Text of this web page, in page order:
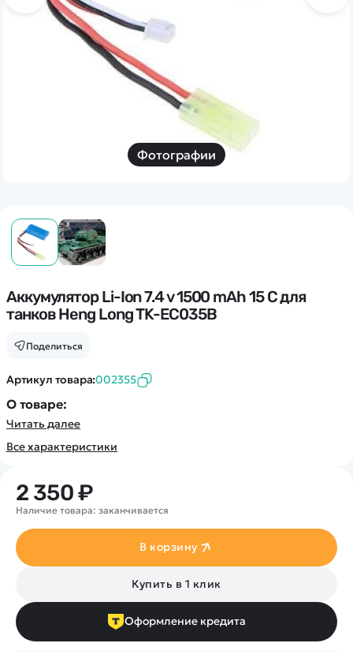
Фотографии
Аккумулятор Li-Ion 7.4 v 1500 mAh 15 C для
танков Heng Long TK-EC035B
Поделиться
Артикул товара:002355
О товаре:
Читать далее
Все характеристики
2 350 ₽
Наличие товара: заканчивается
В корзину
Купить в 1 клик
Оформление кредита
Дополнительный способ связи
WhatsApp/Мобильный
Есть вопрос? Можем связаться с вами
Заказать звонок
Наши соцсети:
Каталог
Квадрокоптеры
Машинки
Катера
Роботы
Самолеты
Сборные модели
Спецтехника
Железные дороги
Конструкторы
Запчасти для моделей
Информация
Оптовые продажи
Статьи про беспилотники
Обзор квадрокоптеров
Аренда Квадрокоптеров
Покупка в кредит
Покупателю
Оплата и доставка
Отследить заказ